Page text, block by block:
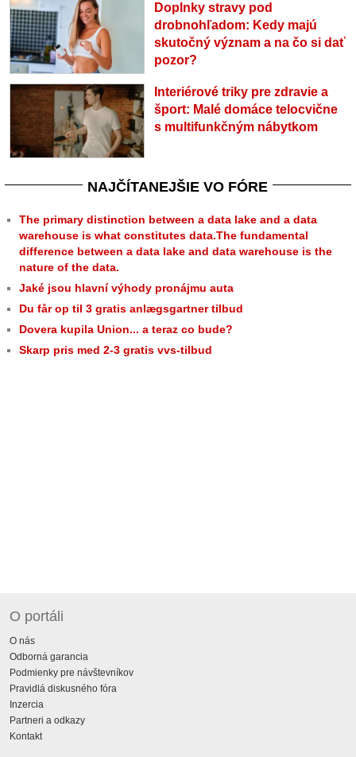
Doplnky stravy pod
drobnohľadom: Kedy majú
skutočný význam a na čo si dať
pozor?
Interiérové triky pre zdravie a
šport: Malé domáce telocvične
s multifunkčným nábytkom
NAJČÍTANEJŠIE VO FÓRE
The primary distinction between a data lake and a data
warehouse is what constitutes data.The fundamental
difference between a data lake and data warehouse is the
nature of the data.
Jaké jsou hlavní výhody pronájmu auta
Du får op til 3 gratis anlægsgartner tilbud
Dovera kupila Union... a teraz co bude?
Skarp pris med 2-3 gratis vvs-tilbud
O portáli
O nás
Odborná garancia
Podmienky pre návštevníkov
Pravidlá diskusného fóra
Inzercia
Partneri a odkazy
Kontakt